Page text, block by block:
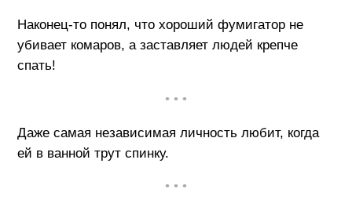
Наконец-то понял, что хороший фумигатор не
убивает комаров, а заставляет людей крепче
спать!
• • •
Даже самая независимая личность любит, когда
ей в ванной трут спинку.
• • •